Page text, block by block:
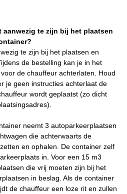
aanwezig te zijn bij het plaatsen
te zijn bij het plaatsen en
de bestelling kan je in het
de chauffeur achterlaten. Houd
je geen instructies achterlaat de
wordt geplaatst (zo dicht
neemt 3 autoparkeerplaatsen
die achterwaarts de
en ophalen. De container zelf
in. Voor een 15 m3
die vrij moeten zijn bij het
in beslag. Als de container
de chauffeur een loze rit en zullen